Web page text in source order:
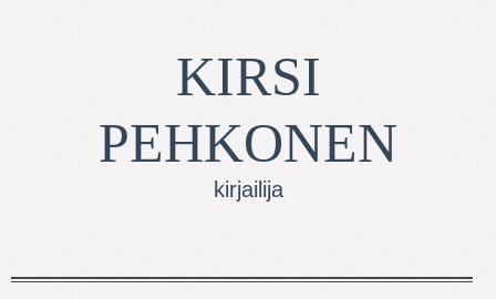
KIRSI
PEHKONEN
kirjailija